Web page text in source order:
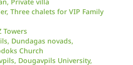
Three chalets for VIP Family
Towers
Dundagas novads,
Church
Dougavpils University,